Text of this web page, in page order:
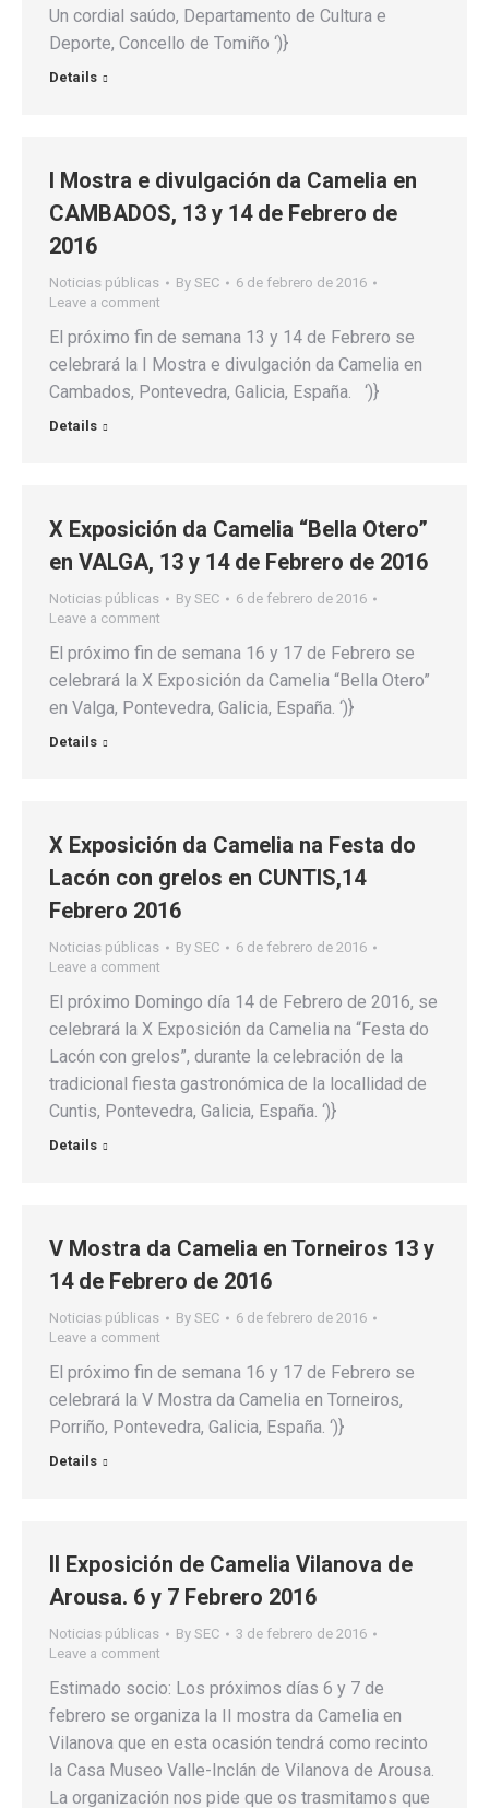
Un cordial saúdo, Departamento de Cultura e
Deporte, Concello de Tomiño ‘)}
Details
I Mostra e divulgación da Camelia en
CAMBADOS, 13 y 14 de Febrero de
2016
Noticias públicas By SEC
6 de febrero de 2016
Leave a comment
El próximo fin de semana 13 y 14 de Febrero se
celebrará la I Mostra e divulgación da Camelia en
Cambados, Pontevedra, Galicia, España. ‘)}
Details
X Exposición da Camelia “Bella Otero”
en VALGA, 13 y 14 de Febrero de 2016
Noticias públicas By SEC
6 de febrero de 2016
Leave a comment
El próximo fin de semana 16 y 17 de Febrero se
celebrará la X Exposición da Camelia “Bella Otero”
en Valga, Pontevedra, Galicia, España. ‘)}
Details
X Exposición da Camelia na Festa do
Lacón con grelos en CUNTIS,14
Febrero 2016
Noticias públicas By SEC
6 de febrero de 2016
Leave a comment
El próximo Domingo día 14 de Febrero de 2016, se
celebrará la X Exposición da Camelia na “Festa do
Lacón con grelos”, durante la celebración de la
tradicional fiesta gastronómica de la locallidad de
Cuntis, Pontevedra, Galicia, España. ‘)}
Details
V Mostra da Camelia en Torneiros 13 y
14 de Febrero de 2016
Noticias públicas By SEC
6 de febrero de 2016
Leave a comment
El próximo fin de semana 16 y 17 de Febrero se
celebrará la V Mostra da Camelia en Torneiros,
Porriño, Pontevedra, Galicia, España. ‘)}
Details
II Exposición de Camelia Vilanova de
Arousa. 6 y 7 Febrero 2016
Noticias públicas By SEC
3 de febrero de 2016
Leave a comment
Estimado socio: Los próximos días 6 y 7 de
febrero se organiza la II mostra da Camelia en
Vilanova que en esta ocasión tendrá como recinto
la Casa Museo Valle-Inclán de Vilanova de Arousa.
La organización nos pide que os trasmitamos que